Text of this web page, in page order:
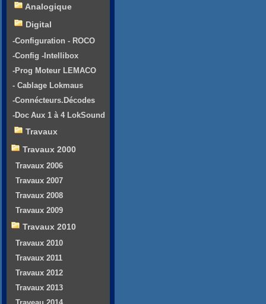
Analogique
Digital
-Configuration - ROCO
-Config -Intellibox
-Prog Moteur LEMACO
- Cablage Lokmaus
-Connécteurs.Décodes
-Doc Aux 1 à 4 LokSound
Travaux
Travaux 2000
Travaux 2006
Travaux 2007
Travaux 2008
Travaux 2009
Travaux 2010
Travaux 2010
Travaux 2011
Travaux 2012
Travaux 2013